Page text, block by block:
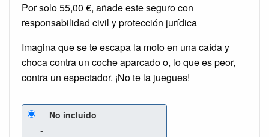
Por solo 55,00 €, añade este seguro con
responsabilidad civil y protección jurídica
Imagina que se te escapa la moto en una caída y
choca contra un coche aparcado o, lo que es peor,
contra un espectador. ¡No te la juegues!
No incluido
-